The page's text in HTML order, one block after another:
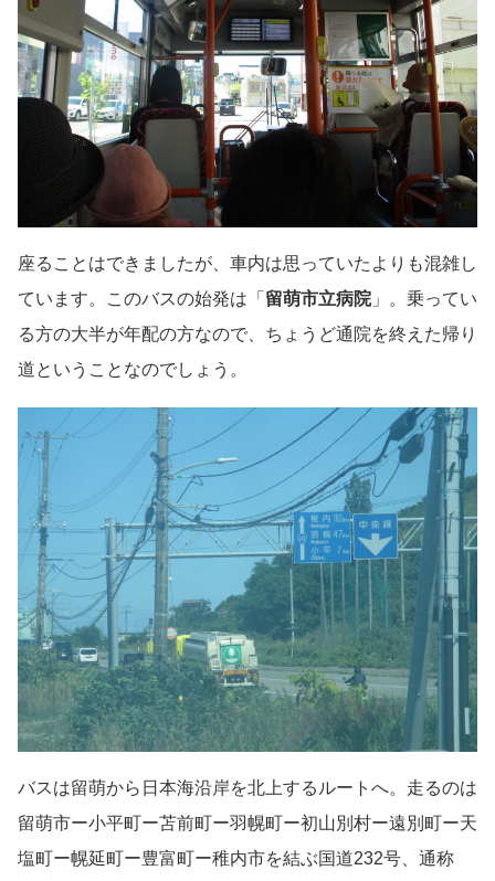
座ることはできましたが、車内は思っていたよりも混雑し
ています。このバスの始発は「 留萌市立病院」。乗ってい
る方の大半が年配の方なので、ちょうど通院を終えた帰り
道ということなのでしょう。
バスは留萌から日本海沿岸を北上するルートへ。走るのは
留萌市ー小平町ー苫前町ー羽幌町ー初山別村ー遠別町ー天
塩町ー幌延町ー豊富町ー稚内市を結ぶ国道232号、通称